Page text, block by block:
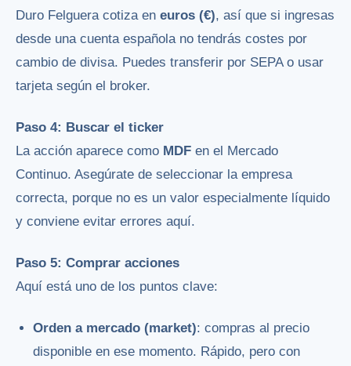
Duro Felguera cotiza en euros (€), así que si ingresas
desde una cuenta española no tendrás costes por
cambio de divisa. Puedes transferir por SEPA o usar
tarjeta según el broker.
Paso 4: Buscar el ticker
La acción aparece como MDF en el Mercado
Continuo. Asegúrate de seleccionar la empresa
correcta, porque no es un valor especialmente líquido
y conviene evitar errores aquí.
Paso 5: Comprar acciones
Aquí está uno de los puntos clave:
Orden a mercado (market): compras al precio
disponible en ese momento. Rápido, pero con